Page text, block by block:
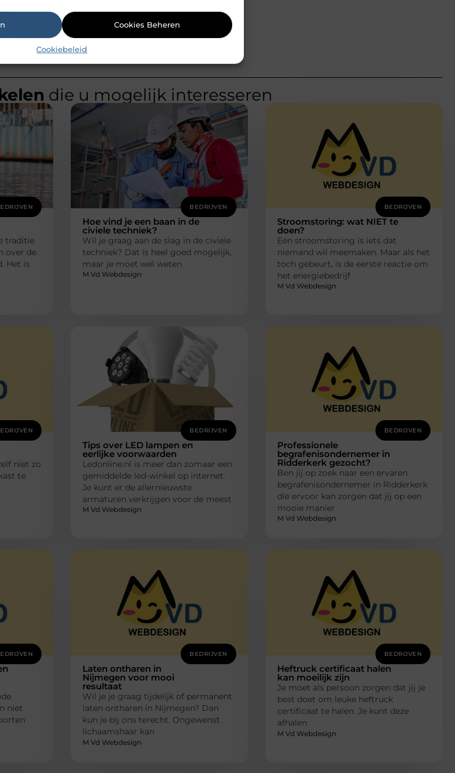
Cookies Beheren
Cookiebeleid
die u mogelijk interesseren
traditie
over de
Het is
BEDRIJVEN
Hoe vind je een baan in de
civiele techniek?
Wil je graag aan de slag in de civiele
techniek? Dat is heel goed mogelijk,
maar je moet wel weten
M Vd Webdesign
BEDRIJVEN
Stroomstoring: wat NIET te
doen?
Een stroomstoring is iets dat
niemand wil meemaken. Maar als het
toch gebeurt, is de eerste reactie om
het energiebedrijf
M Vd Webdesign
niet zo
te
BEDRIJVEN
Tips over LED lampen en
eerlijke voorwaarden
Ledonline.nl is meer dan zomaar een
gemiddelde led-winkel op internet.
Je kunt er de allernieuwste
armaturen verkrijgen voor de meest
M Vd Webdesign
BEDRIJVEN
Professionele
begrafenisondernemer in
Ridderkerk gezocht?
Ben jij op zoek naar een ervaren
begrafenisondernemer in Ridderkerk
die ervoor kan zorgen dat jij op een
mooie manier
M Vd Webdesign
niet
BEDRIJVEN
Laten ontharen in
Nijmegen voor mooi
resultaat
Wil je je graag tijdelijk of permanent
laten ontharen in Nijmegen? Dan
kun je bij ons terecht. Ongewenst
lichaamshaar kan
M Vd Webdesign
BEDRIJVEN
Heftruck certificaat halen
kan moeilijk zijn
Je moet als persoon zorgen dat jij je
best doet om leuke heftruck
certificaat te halen. Je kunt deze
afhalen
M Vd Webdesign